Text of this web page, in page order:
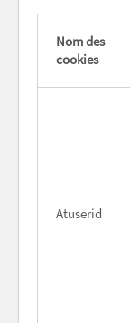
Nom des
cookies
Atuserid